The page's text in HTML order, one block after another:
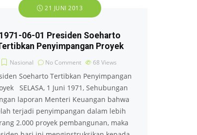
21 JUNI 2013
1971-06-01 Presiden Soeharto
Penyimpangan Proyek
Nasional No Comment 68 Views
Soeharto Tertibkan Penyimpangan
SELASA, 1 Juni 1971, Sehubungan
laporan Menteri Keuangan bahwa
terjadi penyimpangan dalam lebih
2.000 proyek pembangunan, maka